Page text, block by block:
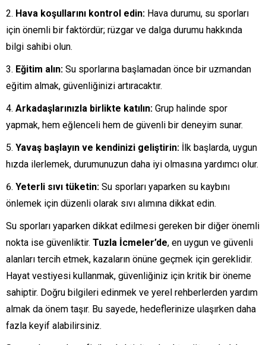
Hava koşullarını kontrol edin: Hava durumu, su sporları
için önemli bir faktördür; rüzgar ve dalga durumu hakkında
bilgi sahibi olun.
Eğitim alın: Su sporlarına başlamadan önce bir uzmandan
eğitim almak, güvenliğinizi artıracaktır.
Arkadaşlarınızla birlikte katılın: Grup halinde spor
yapmak, hem eğlenceli hem de güvenli bir deneyim sunar.
Yavaş başlayın ve kendinizi geliştirin: İlk başlarda, uygun
hızda ilerlemek, durumunuzun daha iyi olmasına yardımcı olur.
Yeterli sıvı tüketin: Su sporları yaparken su kaybını
önlemek için düzenli olarak sıvı alımına dikkat edin.
Su sporları yaparken dikkat edilmesi gereken bir diğer önemli
nokta ise güvenliktir. Tuzla İcmeler’de, en uygun ve güvenli
alanları tercih etmek, kazaların önüne geçmek için gereklidir.
Hayat vestiyesi kullanmak, güvenliğiniz için kritik bir öneme
sahiptir. Doğru bilgileri edinmek ve yerel rehberlerden yardım
almak da önem taşır. Bu sayede, hedeflerinize ulaşırken daha
fazla keyif alabilirsiniz.